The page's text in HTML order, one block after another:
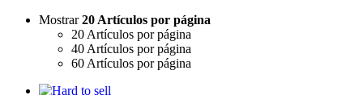
Mostrar20 Artículos por página
20 Artículos por página
40 Artículos por página
60 Artículos por página